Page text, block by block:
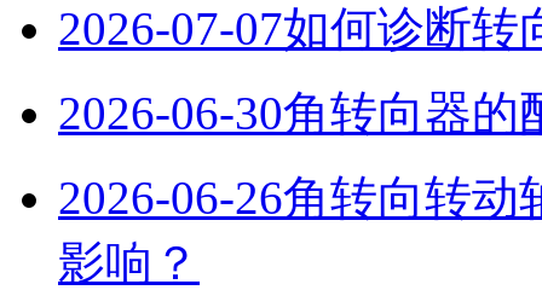
2026-07-07如何诊断转
2026-06-30角转向器的
2026-06-26角转向转动
影响？